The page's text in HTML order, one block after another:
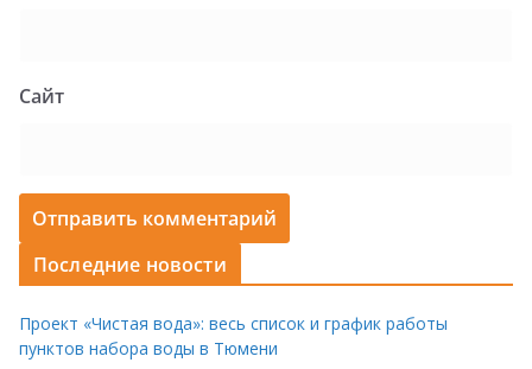
Сайт
Последние новости
Проект «Чистая вода»: весь список и график работы
пунктов набора воды в Тюмени